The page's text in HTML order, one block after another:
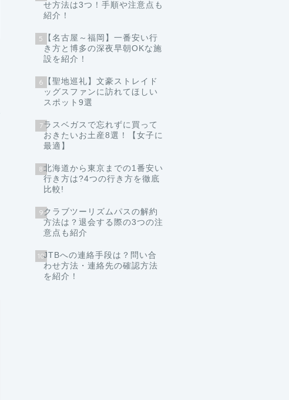
せ方法は3つ！手順や注意点も
紹介！
5 【名古屋～福岡】一番安い行
き方と博多の深夜早朝OKな施
設を紹介！
6 【聖地巡礼】文豪ストレイド
ッグスファンに訪れてほしい
スポット9選
7ラスベガスで忘れずに買って
おきたいお土産8選！【女子に
最適】
8北海道から東京までの1番安い
行き方は?4つの行き方を徹底
比較!
9 クラブツーリズムパスの解約
方法は？退会する際の3つの注
意点も紹介
10JTBへの連絡手段は？問い合
わせ方法・連絡先の確認方法
を紹介！